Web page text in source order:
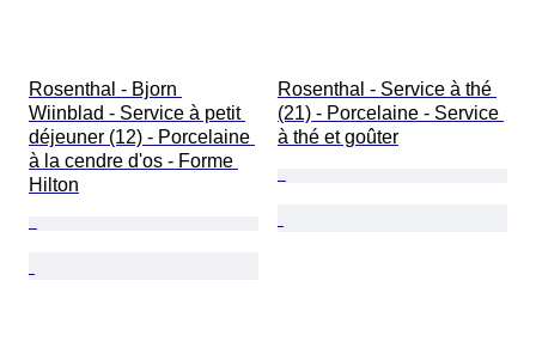
Rosenthal - Bjorn
Wiinblad - Service à petit
déjeuner (12) - Porcelaine
à la cendre d'os - Forme
Hilton
Rosenthal - Service à thé
(21) - Porcelaine - Service
à thé et goûter